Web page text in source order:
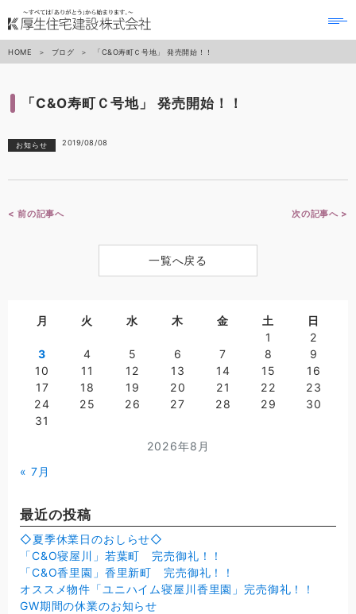
HOME ブログ 「C&O寿町Ｃ号地」 発売開始！！
「C&O寿町Ｃ号地」 発売開始！！
お知らせ 2019/08/08
< 前の記事へ 次の記事へ >
一覧へ戻る
2026年8月
月 火 水 木 金 土
日
1
2
3
4 5 6 7 8
9
10
11 12 13 14 15
16
17
18 19 20 21 22
23
24
25 26 27 28 29
30
31
« 7月
最近の投稿
◇夏季休業日のおしらせ◇
「C&O寝屋川」若葉町 完売御礼！！
「C&O香里園」香里新町 完売御礼！！
オススメ物件「ユニハイム寝屋川香里園」完売御礼！！
GW期間の休業のお知らせ